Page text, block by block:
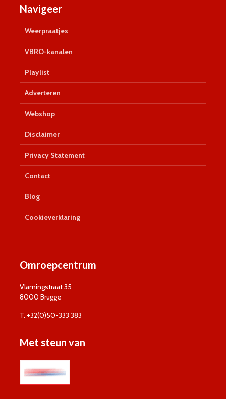
Navigeer
Weerpraatjes
VBRO-kanalen
Playlist
Adverteren
Webshop
Disclaimer
Privacy Statement
Contact
Blog
Cookieverklaring
Omroepcentrum
Vlamingstraat 35
8000 Brugge
T. +32(0)50-333 383
Met steun van